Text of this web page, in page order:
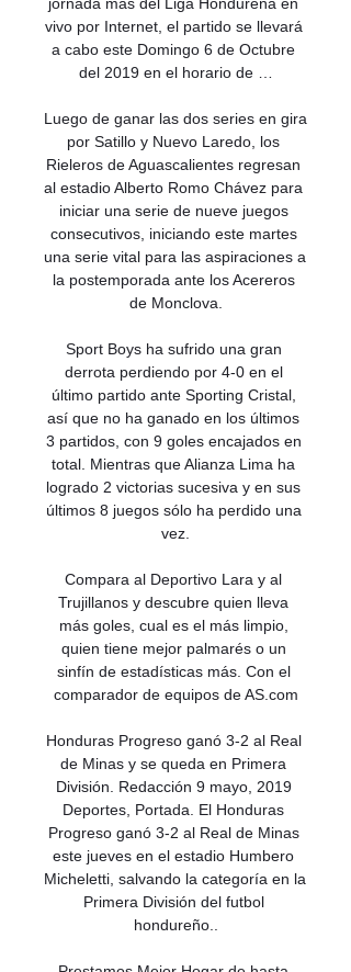
vivo por Internet, el partido se llevará
a cabo este Domingo 6 de Octubre
del 2019 en el horario de …
Luego de ganar las dos series en gira
por Satillo y Nuevo Laredo, los
Rieleros de Aguascalientes regresan
al estadio Alberto Romo Chávez para
iniciar una serie de nueve juegos
consecutivos, iniciando este martes
una serie vital para las aspiraciones a
la postemporada ante los Acereros
de Monclova.
Sport Boys ha sufrido una gran
derrota perdiendo por 4-0 en el
último partido ante Sporting Cristal,
así que no ha ganado en los últimos
3 partidos, con 9 goles encajados en
total. Mientras que Alianza Lima ha
logrado 2 victorias sucesiva y en sus
últimos 8 juegos sólo ha perdido una
vez.
Compara al Deportivo Lara y al
Trujillanos y descubre quien lleva
más goles, cual es el más limpio,
quien tiene mejor palmarés o un
sinfín de estadísticas más. Con el
comparador de equipos de AS.com
Honduras Progreso ganó 3-2 al Real
de Minas y se queda en Primera
División. Redacción 9 mayo, 2019
Deportes, Portada. El Honduras
Progreso ganó 3-2 al Real de Minas
este jueves en el estadio Humbero
Micheletti, salvando la categoría en la
Primera División del futbol
hondureño..